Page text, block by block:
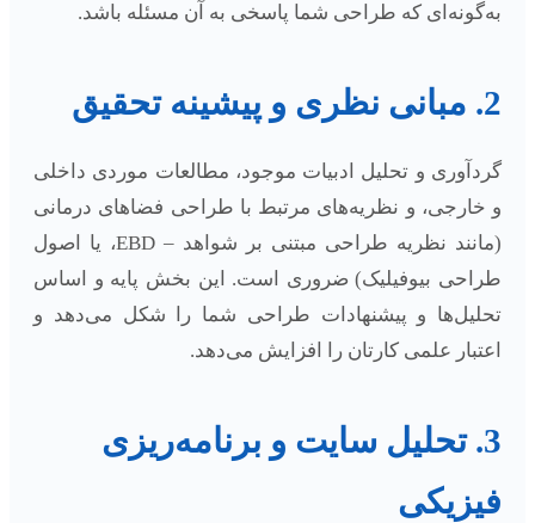
به‌گونه‌ای که طراحی شما پاسخی به آن مسئله باشد.
2. مبانی نظری و پیشینه تحقیق
گردآوری و تحلیل ادبیات موجود، مطالعات موردی داخلی
و خارجی، و نظریه‌های مرتبط با طراحی فضاهای درمانی
(مانند نظریه طراحی مبتنی بر شواهد – EBD، یا اصول
طراحی بیوفیلیک) ضروری است. این بخش پایه و اساس
تحلیل‌ها و پیشنهادات طراحی شما را شکل می‌دهد و
اعتبار علمی کارتان را افزایش می‌دهد.
3. تحلیل سایت و برنامه‌ریزی
فیزیکی